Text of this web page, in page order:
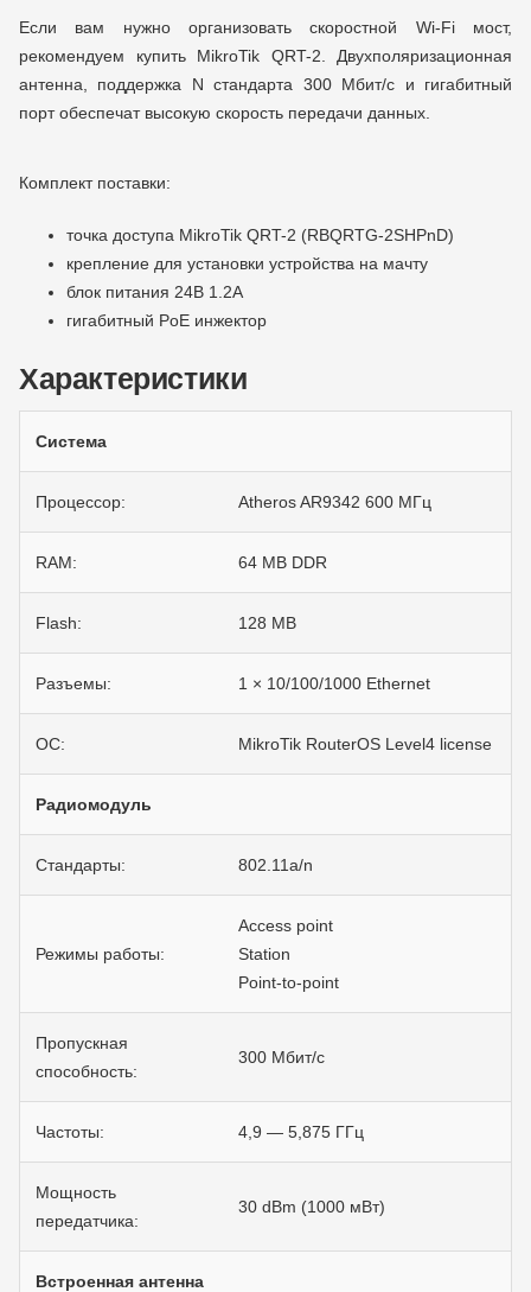
Если вам нужно организовать скоростной Wi-Fi мост,
рекомендуем купить MikroTik QRT-2. Двухполяризационная
антенна, поддержка N стандарта 300 Мбит/с и гигабитный
порт обеспечат высокую скорость передачи данных.
Комплект поставки:
точка доступа MikroTik QRT-2 (RBQRTG-2SHPnD)
крепление для установки устройства на мачту
блок питания 24В 1.2A
гигабитный PoE инжектор
Характеристики
Система
Процессор: Atheros AR9342 600 MГц
RAM: 64 MB DDR
Flash: 128 MB
Разъемы: 1 × 10/100/1000 Ethernet
ОС: MikroTik RouterOS Level4 license
Радиомодуль
Стандарты: 802.11a/n
Режимы работы:
Access point
Station
Point-to-point
Пропускная
способность:
300 Мбит/с
Частоты: 4,9 — 5,875 ГГц
Мощность
передатчика:
30 dBm (1000 мВт)
Встроенная антенна